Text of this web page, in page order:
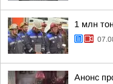
1 млн
Анонс